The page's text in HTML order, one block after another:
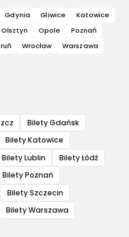
Gdynia Gliwice
Katowice
Olsztyn Opole
Poznań
Wrocław
Warszawa
Bilety Gdańsk
Bilety Katowice
Bilety Lublin
Bilety Łódź
Bilety Poznań
Bilety Szczecin
Bilety Warszawa